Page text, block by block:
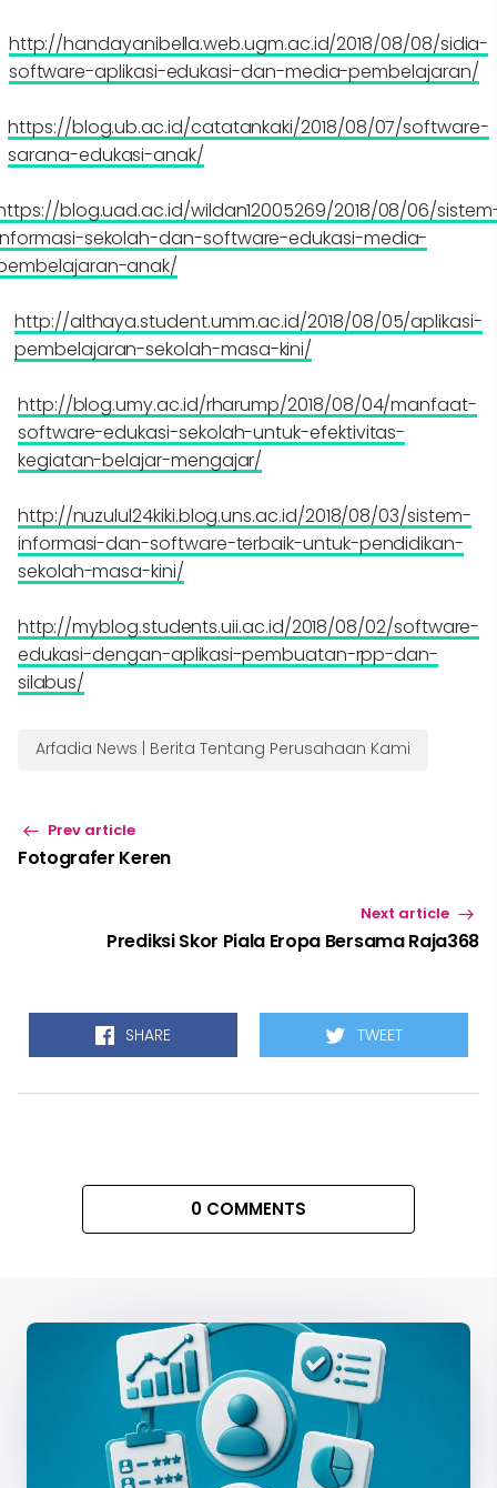
http://handayanibella.web.ugm.ac.id/2018/08/08/sidia-
software-aplikasi-edukasi-dan-media-pembelajaran/
https://blog.ub.ac.id/catatankaki/2018/08/07/software-
sarana-edukasi-anak/
blog.uad.ac.id/wildan12005269/2018/08/06/
sekolah-dan-software-edukasi-media-
anak/
http://althaya.student.umm.ac.id/2018/08/05/aplikasi-
pembelajaran-sekolah-masa-kini/
http://blog.umy.ac.id/rharump/2018/08/04/manfaat-
software-edukasi-sekolah-untuk-efektivitas-
kegiatan-belajar-mengajar/
http://nuzulul24kiki.blog.uns.ac.id/2018/08/03/sistem-
informasi-dan-software-terbaik-untuk-pendidikan-
sekolah-masa-kini/
http://myblog.students.uii.ac.id/2018/08/02/software-
edukasi-dengan-aplikasi-pembuatan-rpp-dan-
silabus/
Arfadia News | Berita Tentang Perusahaan Kami
Prev article
Fotografer Keren
Next article
Prediksi Skor Piala Eropa Bersama Raja368
SHARE TWEET
0 COMMENTS